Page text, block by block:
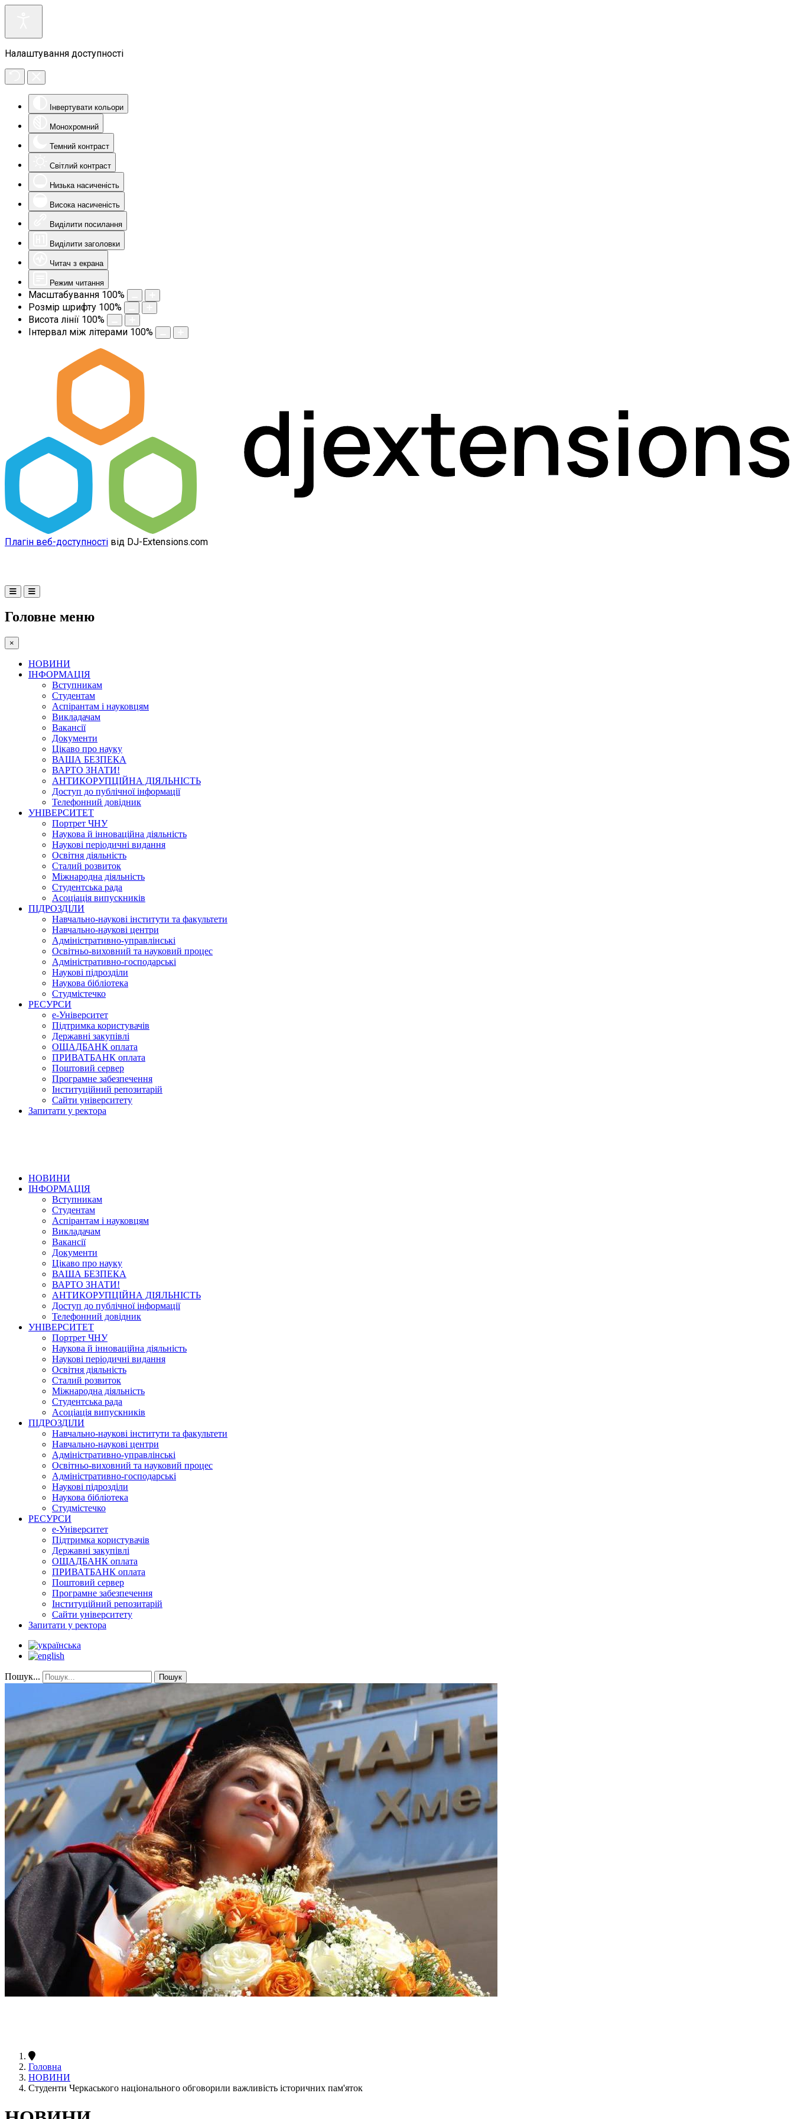
Налаштування доступності
Інвертувати кольори
Монохромний
Темний контраст
Світлий контраст
Низька насиченість
Висока насиченість
Виділити посилання
Виділити заголовки
Читач з екрана
Режим читання
Масштабування 100%
Розмір шрифту 100%
Висота лінії 100%
Інтервал між літерами 100%
Плагін веб-доступності від DJ-Extensions.com
Головне меню
×
НОВИНИ
ІНФОРМАЦІЯ
Вступникам
Студентам
Аспірантам і науковцям
Викладачам
Вакансії
Документи
Цікаво про науку
ВАША БЕЗПЕКА
ВАРТО ЗНАТИ!
АНТИКОРУПЦІЙНА ДІЯЛЬНІСТЬ
Доступ до публічної інформації
Телефонний довідник
УНІВЕРСИТЕТ
Портрет ЧНУ
Наукова й інноваційна діяльність
Наукові періодичні видання
Освітня діяльність
Сталий розвиток
Міжнародна діяльність
Студентська рада
Асоціація випускників
ПІДРОЗДІЛИ
Навчально-наукові інститути та факультети
Навчально-наукові центри
Адміністративно-управлінські
Освітньо-виховний та науковий процес
Адміністративно-господарські
Наукові підрозділи
Наукова бібліотека
Студмістечко
РЕСУРСИ
е-Університет
Підтримка користувачів
Державні закупівлі
ОЩАДБАНК оплата
ПРИВАТБАНК оплата
Поштовий сервер
Програмне забезпечення
Інституційний репозитарій
Сайти університету
Запитати у ректора
НОВИНИ
ІНФОРМАЦІЯ
Вступникам
Студентам
Аспірантам і науковцям
Викладачам
Вакансії
Документи
Цікаво про науку
ВАША БЕЗПЕКА
ВАРТО ЗНАТИ!
АНТИКОРУПЦІЙНА ДІЯЛЬНІСТЬ
Доступ до публічної інформації
Телефонний довідник
УНІВЕРСИТЕТ
Портрет ЧНУ
Наукова й інноваційна діяльність
Наукові періодичні видання
Освітня діяльність
Сталий розвиток
Міжнародна діяльність
Студентська рада
Асоціація випускників
ПІДРОЗДІЛИ
Навчально-наукові інститути та факультети
Навчально-наукові центри
Адміністративно-управлінські
Освітньо-виховний та науковий процес
Адміністративно-господарські
Наукові підрозділи
Наукова бібліотека
Студмістечко
РЕСУРСИ
е-Університет
Підтримка користувачів
Державні закупівлі
ОЩАДБАНК оплата
ПРИВАТБАНК оплата
Поштовий сервер
Програмне забезпечення
Інституційний репозитарій
Сайти університету
Запитати у ректора
Пошук... Пошук
Головна
НОВИНИ
Студенти Черкаського національного обговорили важливість історичних пам'яток